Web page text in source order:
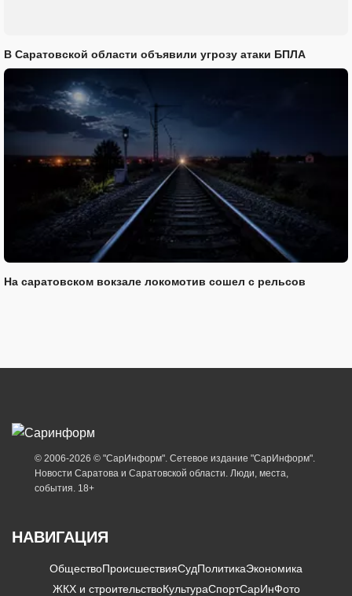
В Саратовской области объявили угрозу атаки БПЛА
На саратовском вокзале локомотив сошел с рельсов
© 2006-2026 © "СарИнформ". Сетевое издание "СарИнформ".
Новости Саратова и Саратовской области. Люди, места,
события. 18+
НАВИГАЦИЯ
ОбществоПроисшествияСудПолитикаЭкономика
ЖКХ и строительствоКультураСпортСарИнФото